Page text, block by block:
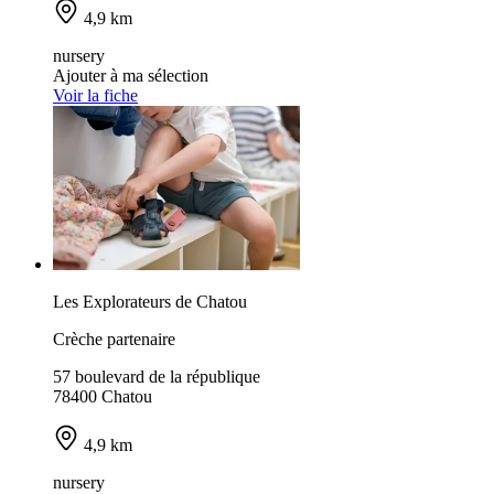
4,9 km
nursery
Ajouter à ma sélection
Voir la fiche
Les Explorateurs de Chatou
Crèche partenaire
57 boulevard de la république
78400 Chatou
4,9 km
nursery